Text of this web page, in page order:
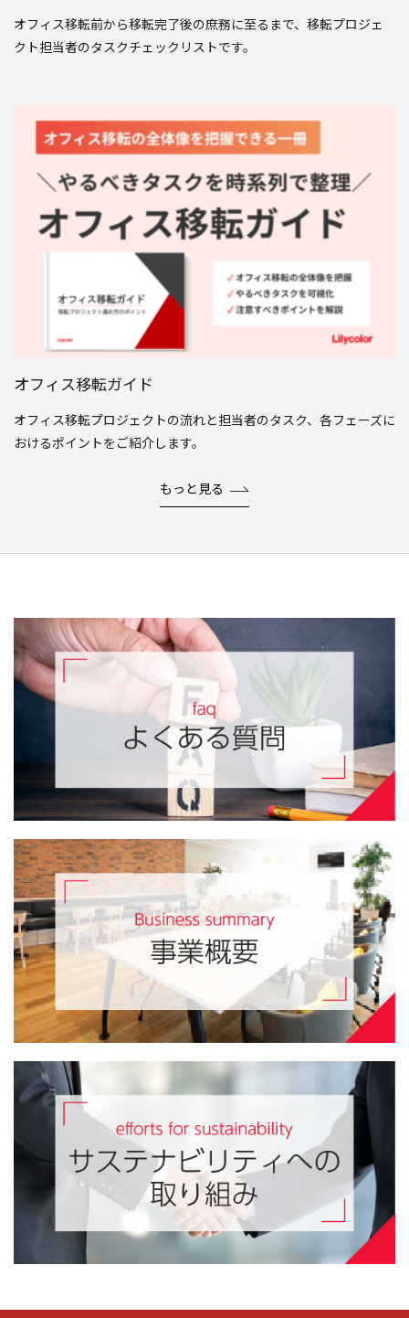
オフィス移転前から移転完了後の庶務に至るまで、移転プロジェ
クト担当者のタスクチェックリストです。
オフィス移転ガイド
オフィス移転プロジェクトの流れと担当者のタスク、各フェーズに
おけるポイントをご紹介します。
もっと見る